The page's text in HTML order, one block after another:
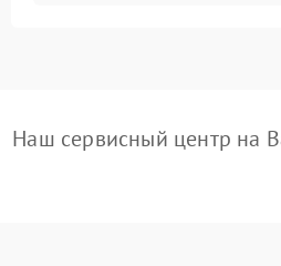
Наш сервисный центр на